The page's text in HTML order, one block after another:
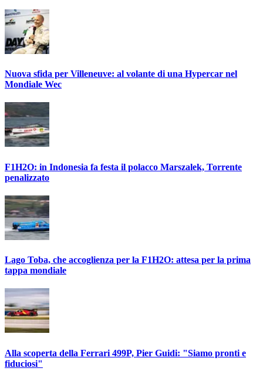
Nuova sfida per Villeneuve: al volante di una Hypercar nel
Mondiale Wec
F1H2O: in Indonesia fa festa il polacco Marszalek, Torrente
penalizzato
Lago Toba, che accoglienza per la F1H2O: attesa per la prima
tappa mondiale
Alla scoperta della Ferrari 499P, Pier Guidi: "Siamo pronti e
fiduciosi"